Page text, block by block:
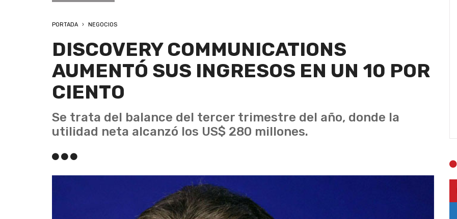
PORTADA NEGOCIOS
DISCOVERY COMMUNICATIONS
AUMENTÓ SUS INGRESOS EN UN 10 POR
CIENTO
Se trata del balance del tercer trimestre del año, donde la
utilidad neta alcanzó los US$ 280 millones.